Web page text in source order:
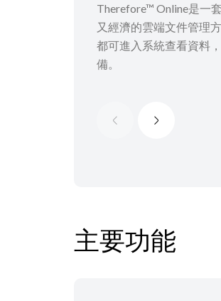
Therefore™ Online是一
又經濟的雲端文件管理
都可進入系統查看資料
備。
主要功能